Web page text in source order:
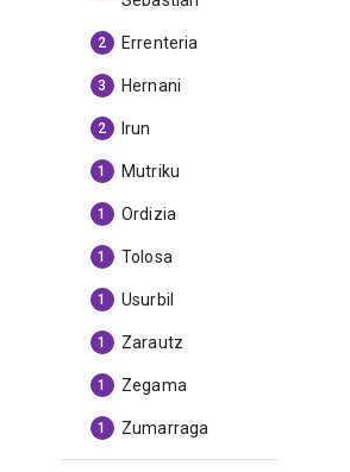
2 Errenteria
3 Hernani
2 Irun
1 Mutriku
1 Ordizia
1 Tolosa
1 Usurbil
1 Zarautz
1 Zegama
1 Zumarraga